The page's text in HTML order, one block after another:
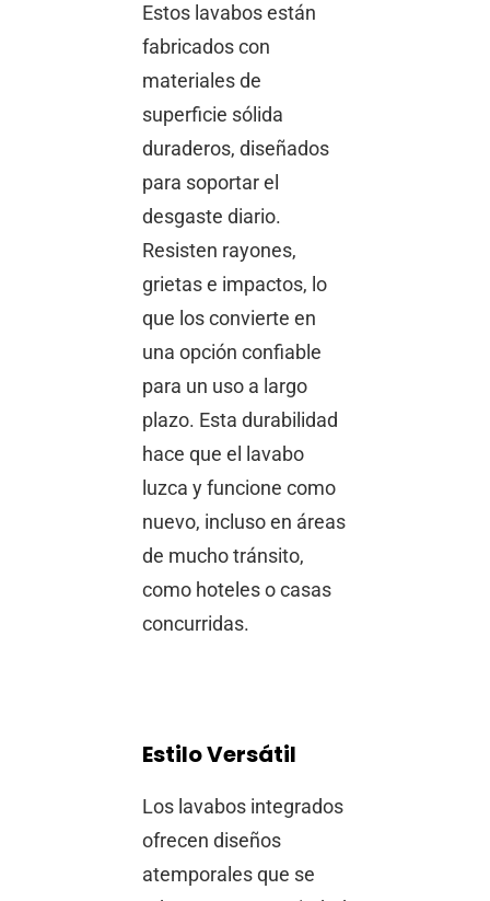
Estos lavabos están
fabricados con
materiales de
superficie sólida
duraderos, diseñados
para soportar el
desgaste diario.
Resisten rayones,
grietas e impactos, lo
que los convierte en
una opción confiable
para un uso a largo
plazo. Esta durabilidad
hace que el lavabo
luzca y funcione como
nuevo, incluso en áreas
de mucho tránsito,
como hoteles o casas
concurridas.
Estilo Versátil
Los lavabos integrados
ofrecen diseños
atemporales que se